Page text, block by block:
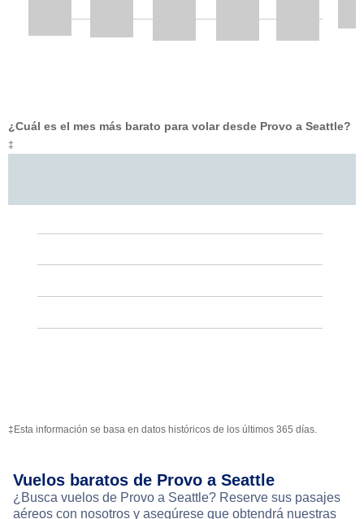
¿Cuál es el mes más barato para volar desde Provo a Seattle?
‡
‡Esta información se basa en datos históricos de los últimos 365 días.
Vuelos baratos de Provo a Seattle
¿Busca vuelos de Provo a Seattle? Reserve sus pasajes
aéreos con nosotros y asegúrese que obtendrá nuestras